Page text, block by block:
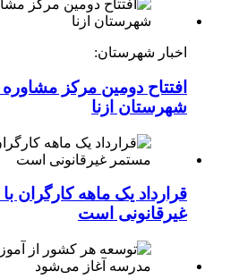
اخبار شهرستان:
افتتاح دومین مرکز
شهرستان ازنا
قرارداد یک ماهه کارگران
غیرقانونی است